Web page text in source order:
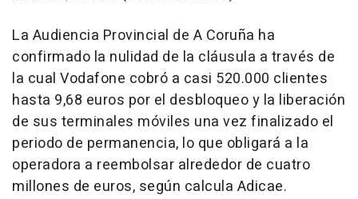
La Audiencia Provincial de A Coruña ha
confirmado la nulidad de la cláusula a través de
la cual Vodafone cobró a casi 520.000 clientes
hasta 9,68 euros por el desbloqueo y la liberación
de sus terminales móviles una vez finalizado el
periodo de permanencia, lo que obligará a la
operadora a reembolsar alrededor de cuatro
millones de euros, según calcula Adicae.